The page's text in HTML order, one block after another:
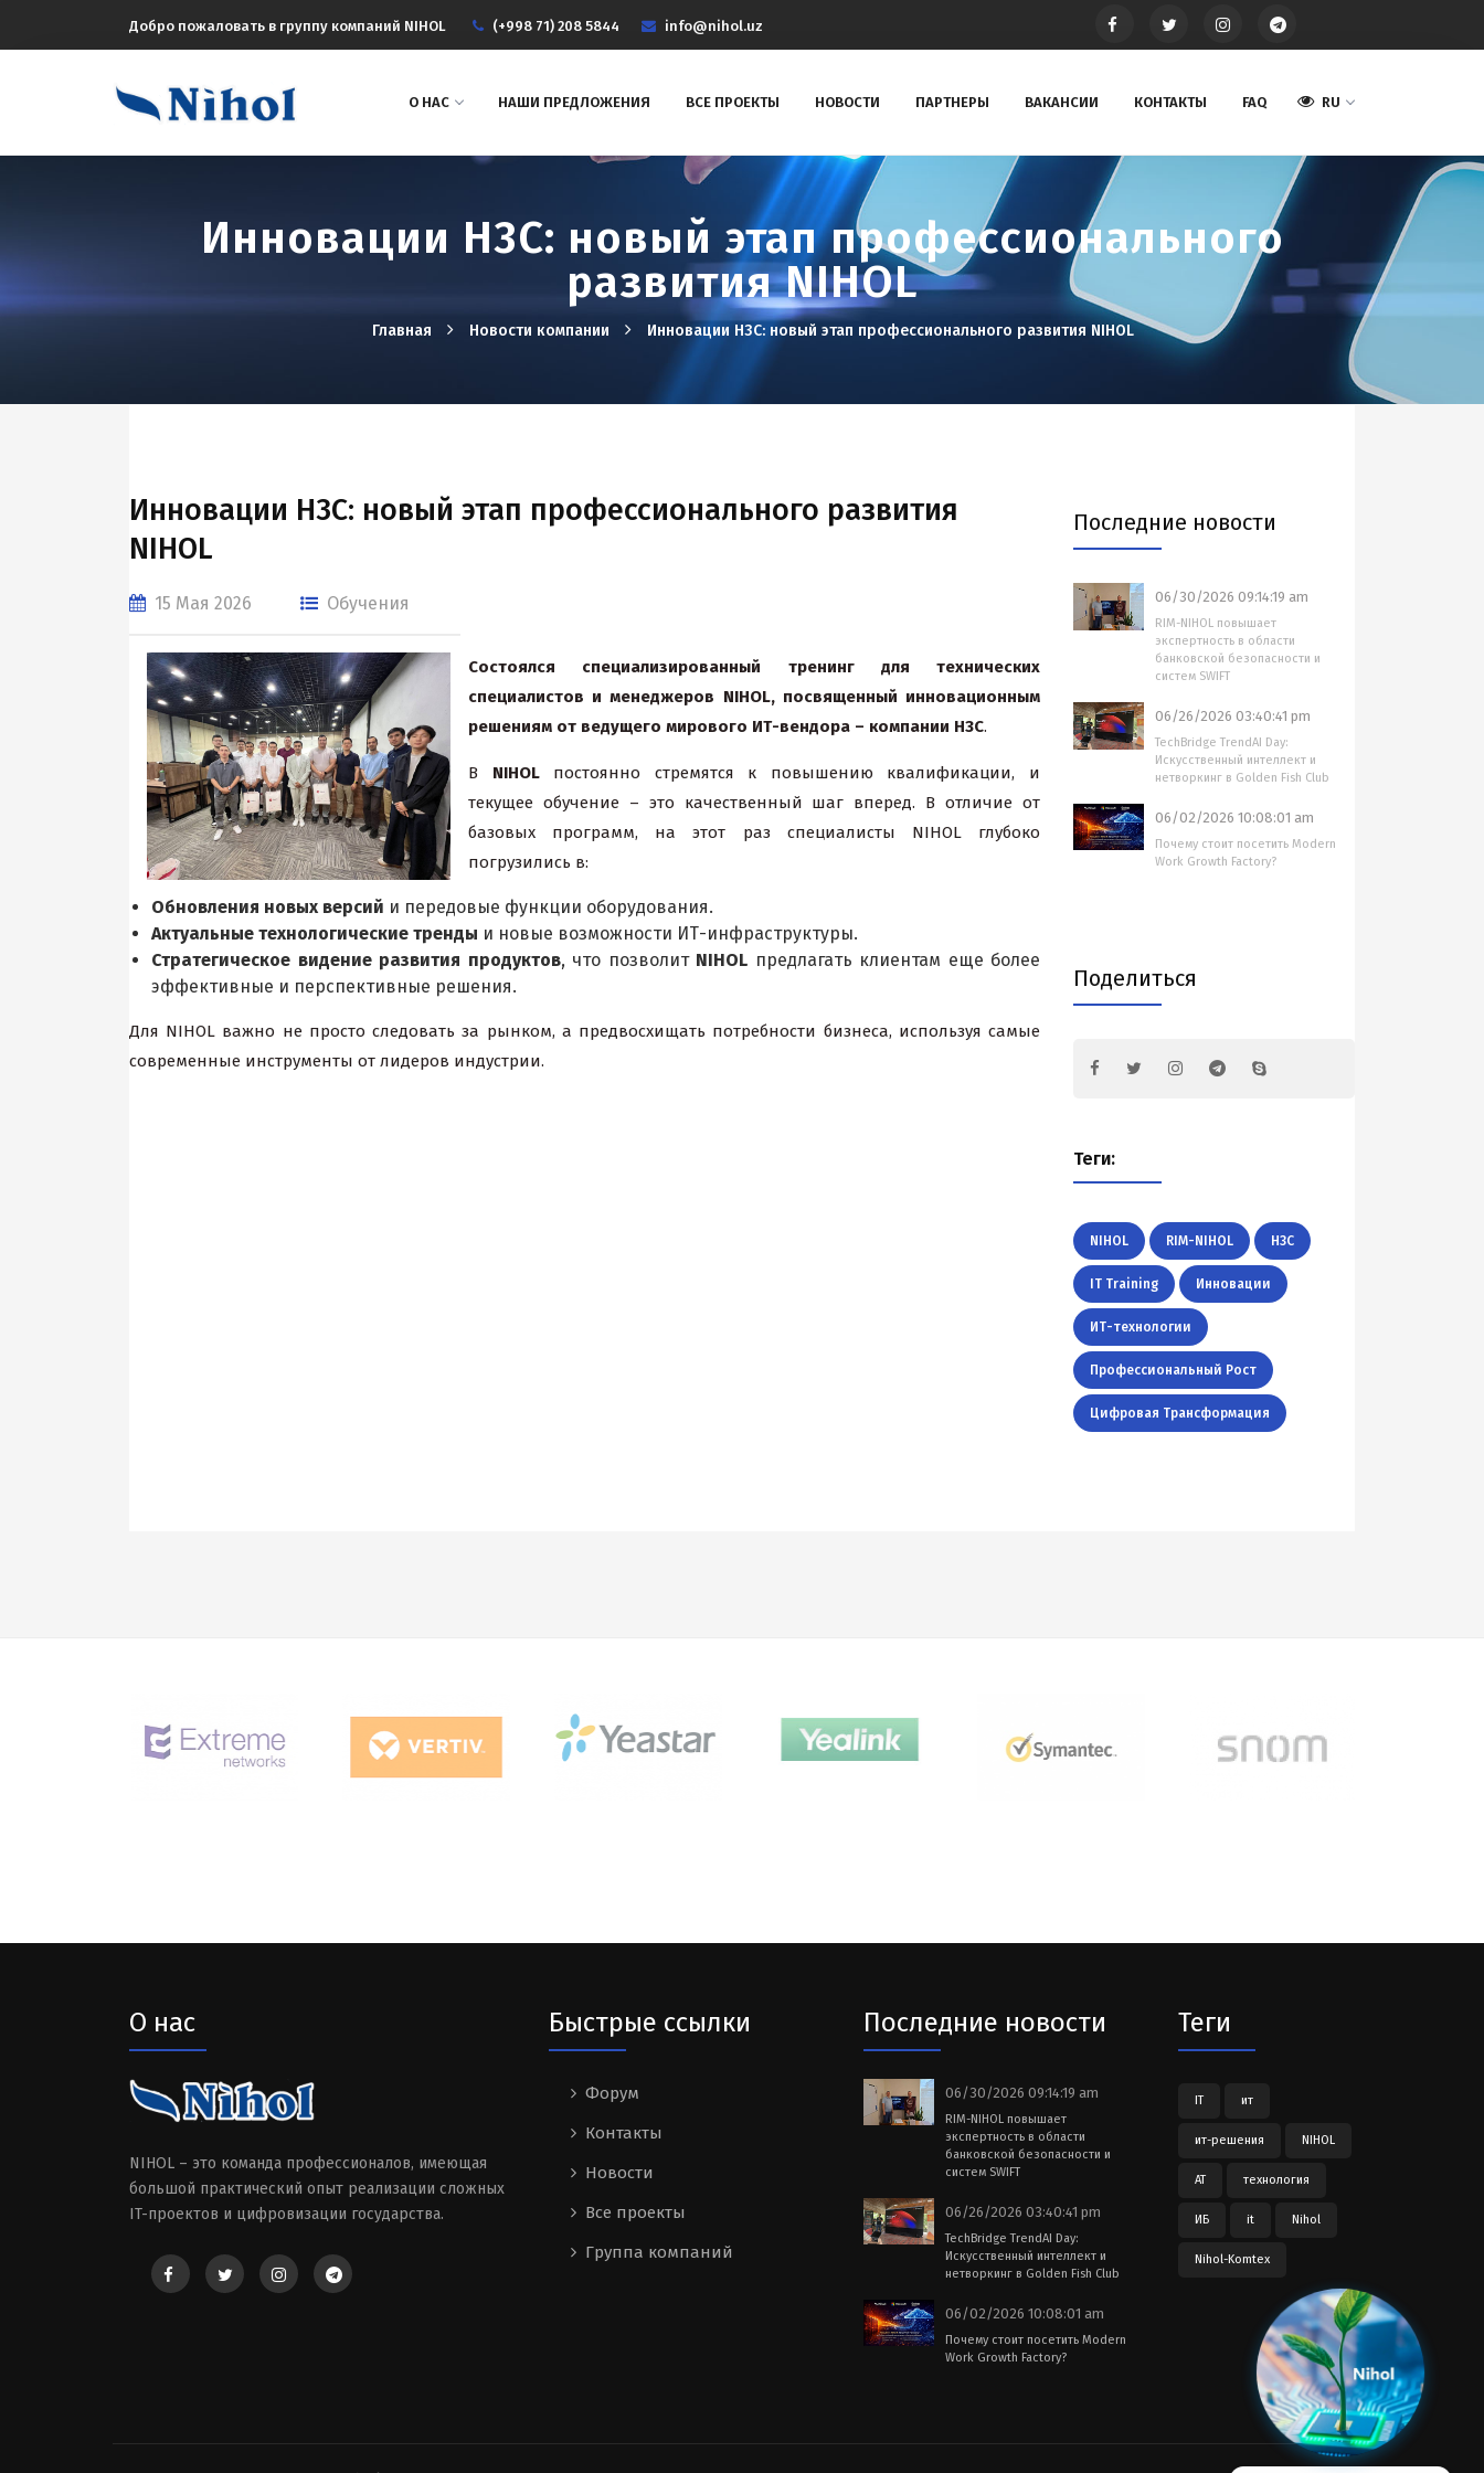
Добро пожаловать в группу компаний NIHOL (+998 71) 208 5844 info@nihol.uz
О НАС НАШИ ПРЕДЛОЖЕНИЯ ВСЕ ПРОЕКТЫ НОВОСТИ ПАРТНЕРЫ ВАКАНСИИ КОНТАКТЫ FAQ RU
Инновации H3C: новый этап профессионального
развития NIHOL
Главная Новости компании Инновации H3C: новый этап профессионального развития NIHOL
Инновации H3C: новый этап профессионального развития
NIHOL
15 Мая 2026 Обучения
Состоялся специализированный тренинг для технических
специалистов и менеджеров NIHOL, посвященный инновационным
решениям от ведущего мирового ИТ-вендора – компании H3C.
В NIHOLпостоянно стремятся к повышению квалификации, и
текущее обучение – это качественный шаг вперед. В отличие от
базовых программ, на этот раз специалисты NIHOL глубоко
погрузились в:
Обновления новых версий и передовые функции оборудования.
Актуальные технологические тренды и новые возможности ИТ-инфраструктуры.
Стратегическое видение развития продуктов, что позволит NIHOL предлагать клиентам еще более
эффективные и перспективные решения.
Для NIHOL важно не просто следовать за рынком, а предвосхищать потребности бизнеса, используя самые
современные инструменты от лидеров индустрии.
Последние новости
06/30/2026 09:14:19 am
RIM-NIHOL повышает
экспертность в области
банковской безопасности и
систем SWIFT
06/26/2026 03:40:41 pm
TechBridge TrendAI Day:
Искусственный интеллект и
нетворкинг в Golden Fish Club
06/02/2026 10:08:01 am
Почему стоит посетить Modern
Work Growth Factory?
Поделиться
Теги:
NIHOL RIM-NIHOL H3C
IT Training Инновации
ИТ-технологии
Профессиональный Рост
Цифровая Трансформация
О нас
NIHOL – это команда профессионалов, имеющая
большой практический опыт реализации сложных
IT-проектов и цифровизации государства.
Быстрые ссылки
Форум
Контакты
Новости
Все проекты
Группа компаний
Последние новости
06/30/2026 09:14:19 am
RIM-NIHOL повышает
экспертность в области
банковской безопасности и
систем SWIFT
06/26/2026 03:40:41 pm
TechBridge TrendAI Day:
Искусственный интеллект и
нетворкинг в Golden Fish Club
06/02/2026 10:08:01 am
Почему стоит посетить Modern
Work Growth Factory?
Теги
IT ит
ит-решения NIHOL
АТ технология
ИБ it Nihol
Nihol-Komtex